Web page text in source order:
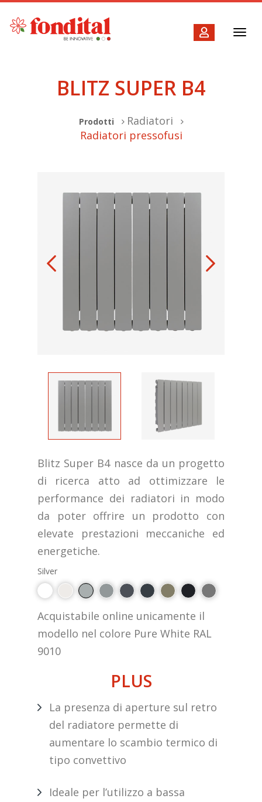
BLITZ SUPER B4
Prodotti
Radiatori
Radiatori pressofusi
Blitz Super B4 nasce da un progetto
di ricerca atto ad ottimizzare le
performance dei radiatori in modo
da poter offrire un prodotto con
elevate prestazioni meccaniche ed
energetiche.
Silver
Acquistabile online unicamente il
modello nel colore Pure White RAL
9010
PLUS
La presenza di aperture sul retro
del radiatore permette di
aumentare lo scambio termico di
tipo convettivo
Ideale per l’utilizzo a bassa